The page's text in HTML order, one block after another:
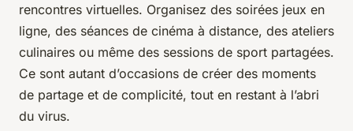
rencontres virtuelles. Organisez des soirées jeux en
ligne, des séances de cinéma à distance, des ateliers
culinaires ou même des sessions de sport partagées.
Ce sont autant d’occasions de créer des moments
de partage et de complicité, tout en restant à l’abri
du virus.